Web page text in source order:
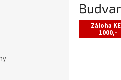
Záloha
1000,-